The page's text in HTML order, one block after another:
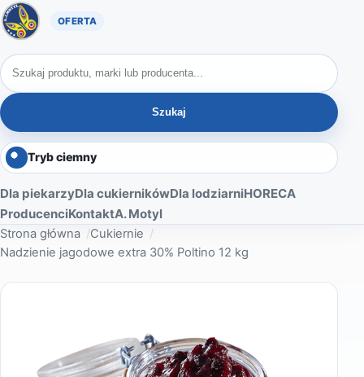
Oferta A. Motyl
Szukaj produktów
Szukaj
Tryb ciemny
Dla piekarzyDla cukiernikówDla lodziarniHORECA
ProducenciKontaktA. Motyl
Strona główna
Cukiernie
Nadzienie jagodowe extra 30% Poltino 12 kg